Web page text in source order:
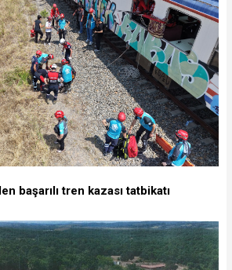
başarılı tren kazası tatbikatı